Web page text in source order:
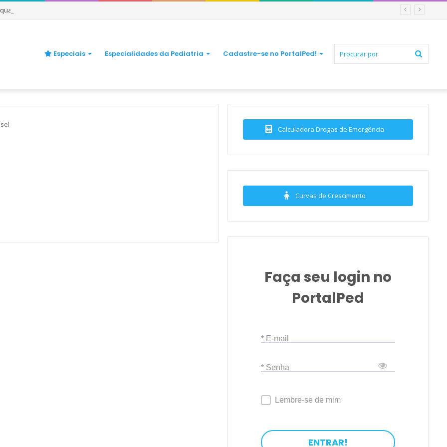
se preocupar
Especiais Especialidades da Pediatria Cadastre-se no PortalPed!
Calculadora Drogas de Emergência
Curvas de Crescimento
Faça seu login no
PortalPed
* E-mail
* Senha
Lembre-se de mim
ENTRAR!